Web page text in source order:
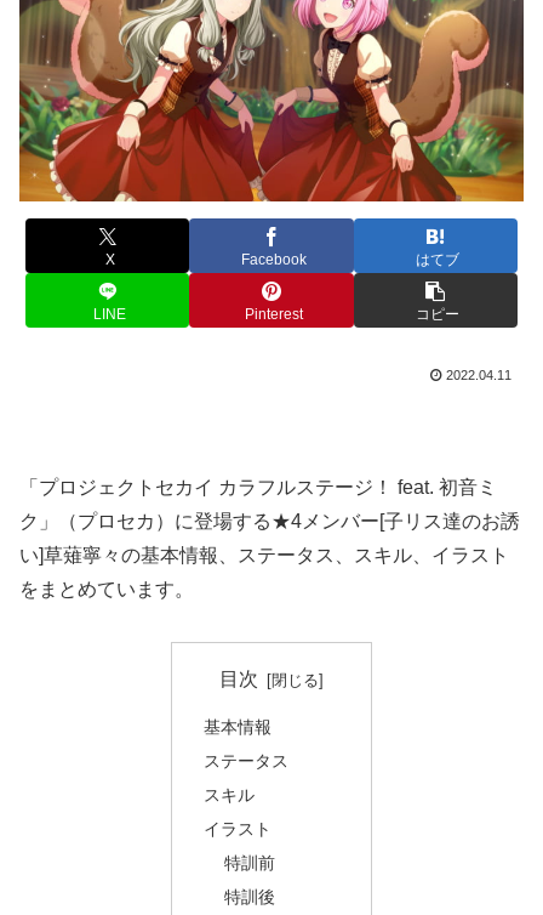
X Facebook はてブ
LINE Pinterest コピー
2022.04.11
「プロジェクトセカイ カラフルステージ！ feat. 初音ミ
ク」（プロセカ）に登場する★4メンバー[子リス達のお誘
い]草薙寧々の基本情報、ステータス、スキル、イラスト
をまとめています。
目次
基本情報
ステータス
スキル
イラスト
特訓前
特訓後